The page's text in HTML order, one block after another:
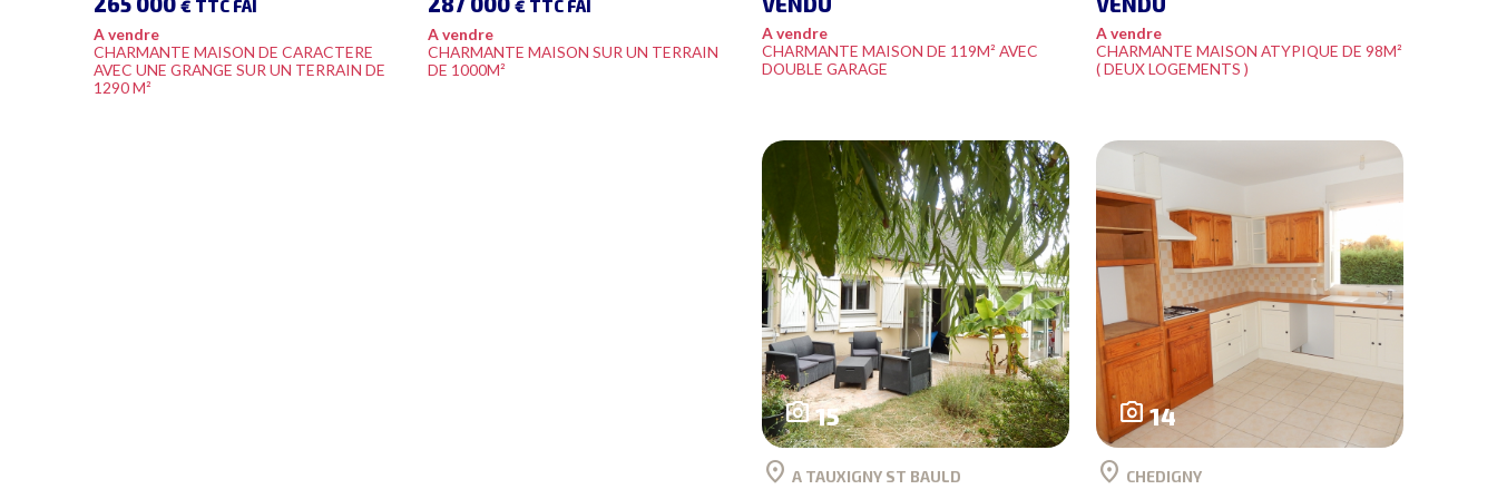
€ TTC FAI
A vendre
CHARMANTE MAISON DE CARACTERE
AVEC UNE GRANGE SUR UN TERRAIN DE
1290 M²
€ TTC FAI
A vendre
CHARMANTE MAISON SUR UN TERRAIN
DE 1000M²
A vendre
CHARMANTE MAISON DE 119M² AVEC
DOUBLE GARAGE
A vendre
CHARMANTE MAISON ATYPIQUE DE 98M²
( DEUX LOGEMENTS )
photo_camera15
location_on A TAUXIGNY ST BAULD
photo_camera14
location_on CHEDIGNY